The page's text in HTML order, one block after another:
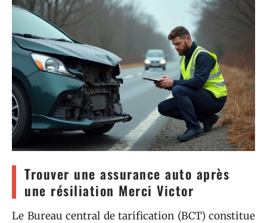
Trouver une assurance auto après
une résiliation Merci Victor
Le Bureau central de tarification (BCT) constitue